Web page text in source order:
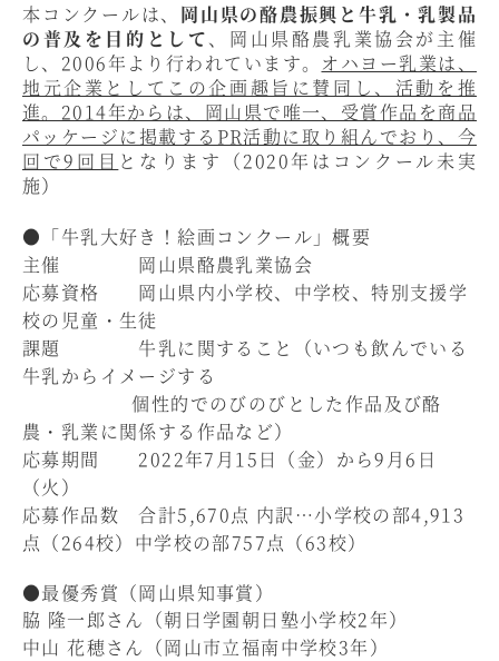
本コンクールは、 岡山県の酪農振興と牛乳・乳製品
の普及を目的として、岡山県酪農乳業協会が主催
し、2006年より行われています。 オハヨー乳業は、
地元企業としてこの企画趣旨に賛同し、活動を推
進。2014年からは、岡山県で唯一、受賞作品を商品
パッケージに掲載するPR活動に取り組んでおり、今
回で9回目 となります（2020年はコンクール未実
施）
●「牛乳大好き！絵画コンクール」概要
主催 岡山県酪農乳業協会
応募資格 岡山県内小学校、中学校、特別支援学
校の児童・生徒
課題 牛乳に関すること（いつも飲んでいる
牛乳からイメージする
個性的でのびのびとした作品及び酪
農・乳業に関係する作品など）
応募期間 2022年7月15日（金）から9月6日
（火）
応募作品数合計5,670点 内訳…小学校の部4,913
点（264校）中学校の部757点（63校）
●最優秀賞（岡山県知事賞）
脇 隆一郎さん（朝日学園朝日塾小学校2年）
中山 花穂さん（岡山市立福南中学校3年）